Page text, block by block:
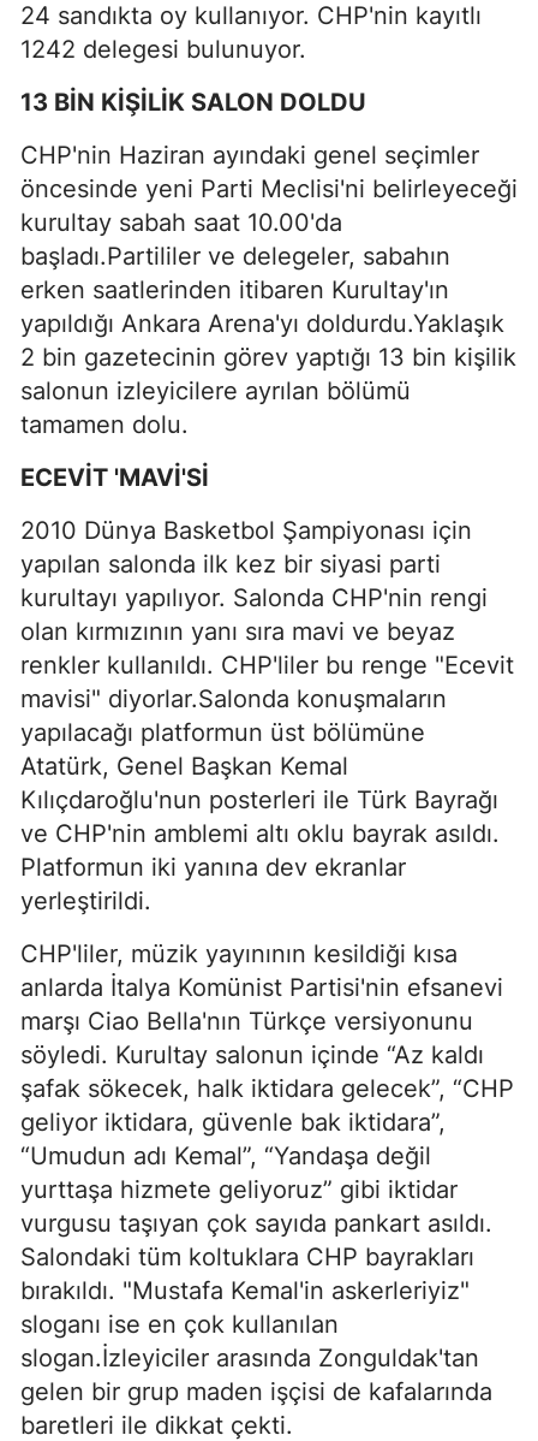
24 sandıkta oy kullanıyor. CHP'nin kayıtlı
1242 delegesi bulunuyor.
13 BİN KİŞİLİK SALON DOLDU
CHP'nin Haziran ayındaki genel seçimler
öncesinde yeni Parti Meclisi'ni belirleyeceği
kurultay sabah saat 10.00'da
başladı.Partililer ve delegeler, sabahın
erken saatlerinden itibaren Kurultay'ın
yapıldığı Ankara Arena'yı doldurdu.Yaklaşık
2 bin gazetecinin görev yaptığı 13 bin kişilik
salonun izleyicilere ayrılan bölümü
tamamen dolu.
ECEVİT 'MAVİ'Sİ
2010 Dünya Basketbol Şampiyonası için
yapılan salonda ilk kez bir siyasi parti
kurultayı yapılıyor. Salonda CHP'nin rengi
olan kırmızının yanı sıra mavi ve beyaz
renkler kullanıldı. CHP'liler bu renge "Ecevit
mavisi" diyorlar.Salonda konuşmaların
yapılacağı platformun üst bölümüne
Atatürk, Genel Başkan Kemal
Kılıçdaroğlu'nun posterleri ile Türk Bayrağı
ve CHP'nin amblemi altı oklu bayrak asıldı.
Platformun iki yanına dev ekranlar
yerleştirildi.
CHP'liler, müzik yayınının kesildiği kısa
anlarda İtalya Komünist Partisi'nin efsanevi
marşı Ciao Bella'nın Türkçe versiyonunu
söyledi. Kurultay salonun içinde “Az kaldı
şafak sökecek, halk iktidara gelecek”, “CHP
geliyor iktidara, güvenle bak iktidara”,
“Umudun adı Kemal”, “Yandaşa değil
yurttaşa hizmete geliyoruz” gibi iktidar
vurgusu taşıyan çok sayıda pankart asıldı.
Salondaki tüm koltuklara CHP bayrakları
bırakıldı. "Mustafa Kemal'in askerleriyiz"
sloganı ise en çok kullanılan
slogan.İzleyiciler arasında Zonguldak'tan
gelen bir grup maden işçisi de kafalarında
baretleri ile dikkat çekti.